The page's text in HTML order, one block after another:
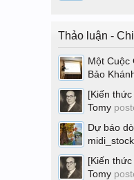
Thảo luận -
Một Cuộc
Bảo
[Kiến thức
Tomy
Dự báo
[Kiến thức
Tomy